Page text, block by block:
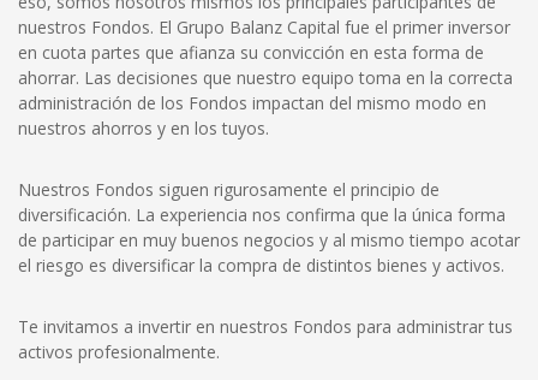
nuestros Fondos. El Grupo Balanz Capital fue el primer inversor
en cuota partes que afianza su convicción en esta forma de
ahorrar. Las decisiones que nuestro equipo toma en la correcta
administración de los Fondos impactan del mismo modo en
nuestros ahorros y en los tuyos.
Nuestros Fondos siguen rigurosamente el principio de
diversificación. La experiencia nos confirma que la única forma
de participar en muy buenos negocios y al mismo tiempo acotar
el riesgo es diversificar la compra de distintos bienes y activos.
Te invitamos a invertir en nuestros Fondos para administrar tus
activos profesionalmente.